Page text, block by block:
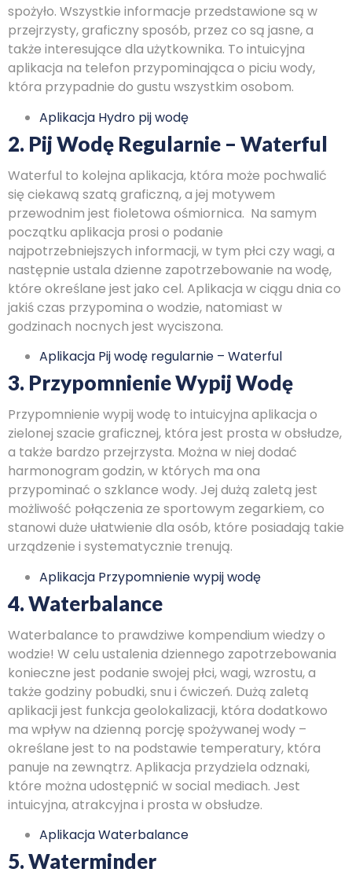
spożyło. Wszystkie informacje przedstawione są w
przejrzysty, graficzny sposób, przez co są jasne, a
także interesujące dla użytkownika. To intuicyjna
aplikacja na telefon przypominająca o piciu wody,
która przypadnie do gustu wszystkim osobom.
Aplikacja Hydro pij wodę
2. Pij Wodę Regularnie – Waterful
Waterful to kolejna aplikacja, która może pochwalić
się ciekawą szatą graficzną, a jej motywem
przewodnim jest fioletowa ośmiornica. Na samym
początku aplikacja prosi o podanie
najpotrzebniejszych informacji, w tym płci czy wagi, a
następnie ustala dzienne zapotrzebowanie na wodę,
które określane jest jako cel. Aplikacja w ciągu dnia co
jakiś czas przypomina o wodzie, natomiast w
godzinach nocnych jest wyciszona.
Aplikacja Pij wodę regularnie – Waterful
3. Przypomnienie Wypij Wodę
Przypomnienie wypij wodę to intuicyjna aplikacja o
zielonej szacie graficznej, która jest prosta w obsłudze,
a także bardzo przejrzysta. Można w niej dodać
harmonogram godzin, w których ma ona
przypominać o szklance wody. Jej dużą zaletą jest
możliwość połączenia ze sportowym zegarkiem, co
stanowi duże ułatwienie dla osób, które posiadają takie
urządzenie i systematycznie trenują.
Aplikacja Przypomnienie wypij wodę
4. Waterbalance
Waterbalance to prawdziwe kompendium wiedzy o
wodzie! W celu ustalenia dziennego zapotrzebowania
konieczne jest podanie swojej płci, wagi, wzrostu, a
także godziny pobudki, snu i ćwiczeń. Dużą zaletą
aplikacji jest funkcja geolokalizacji, która dodatkowo
ma wpływ na dzienną porcję spożywanej wody –
określane jest to na podstawie temperatury, która
panuje na zewnątrz. Aplikacja przydziela odznaki,
które można udostępnić w social mediach. Jest
intuicyjna, atrakcyjna i prosta w obsłudze.
Aplikacja Waterbalance
5. Waterminder